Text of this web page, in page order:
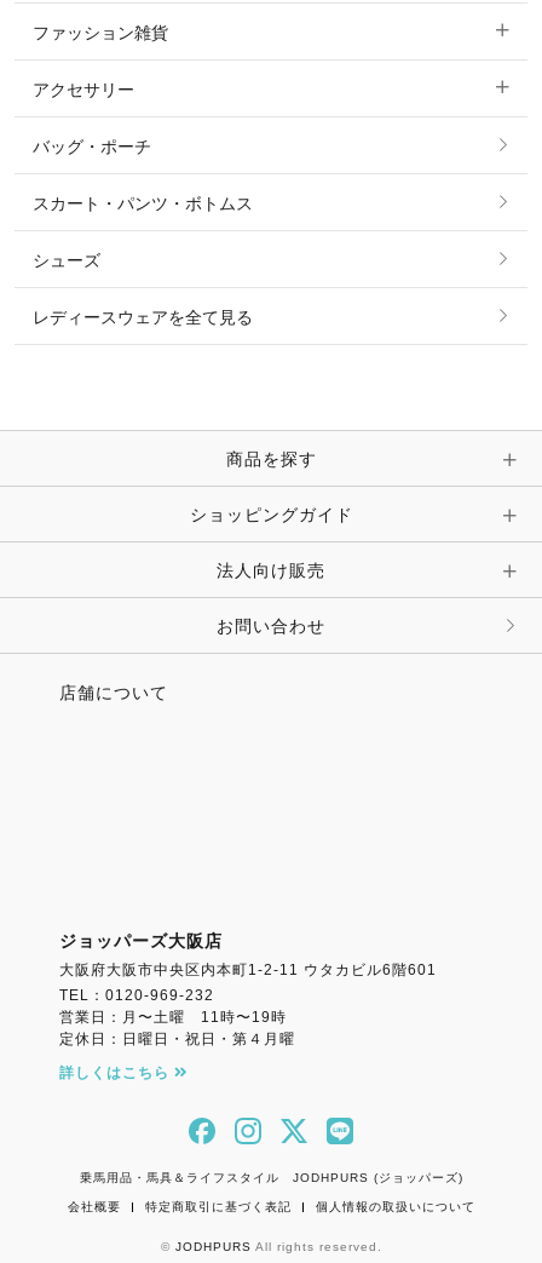
パーカー・トレーナー・スウェット
ニット・セーター
シャツ・ブラウス・ワンピース
その他 アウター
ショージャケット
ショーシャツ
ファッション雑貨
すべてのファッション雑貨
ソックス
ベルト
マフラー・スカーフ・ストール・スヌード
時計・財布・キーケース・革小物
キーホルダー・チャーム・ストラップ
アクセサリー
すべてのアクセサリー
リング
ピアス・イヤリング
ピン・ブローチ・コサージュ
その他 アクセサリー
バッグ・ポーチ
スカート・パンツ・ボトムス
シューズ
レディースウェアを全て見る
商品を探す
ショッピングガイド
法人向け販売
お問い合わせ
店舗について
ジョッパーズ大阪店
大阪府大阪市中央区内本町1-2-11 ウタカビル6階601
TEL：0120-969-232
営業日：月〜土曜 11時〜19時
定休日：日曜日・祝日・第４月曜
詳しくはこちら
乗馬用品・馬具＆ライフスタイル JODHPURS (ジョッパーズ)
会社概要 特定商取引に基づく表記 個人情報の取扱いについて
© JODHPURS All rights reserved.